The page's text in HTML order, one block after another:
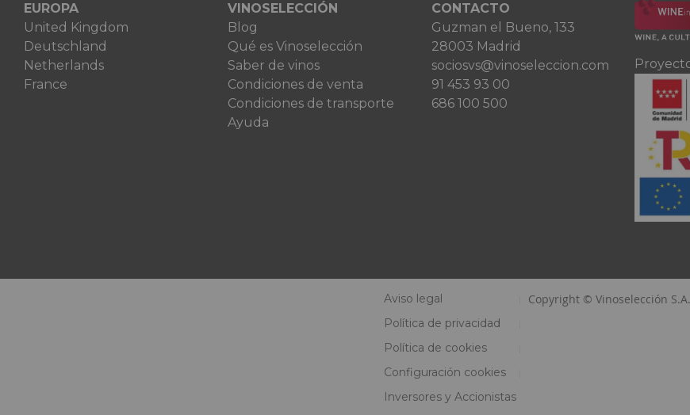
EUROPA
United Kingdom
Deutschland
Netherlands
France
VINOSELECCIÓN
Blog
Qué es Vinoselección
Saber de vinos
Condiciones de venta
Condiciones de transporte
Ayuda
CONTACTO
Guzman el Bueno, 133
28003 Madrid
sociosvs@vinoseleccion.com
91 453 93 00
686 100 500
Aviso legal
Política de privacidad
Política de cookies
Configuración cookies
Inversores y Accionistas
Copyright © Vinoselección S.A.